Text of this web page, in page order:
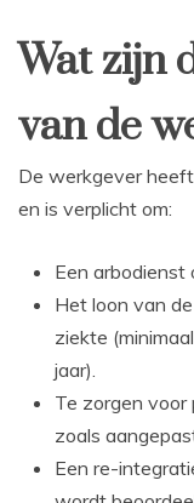
Wat zijn
van de
De werkgever
en is verplicht om:
Een arbodienst
Het loon van
ziekte
jaar).
Te zorgen
zoals
Een re-